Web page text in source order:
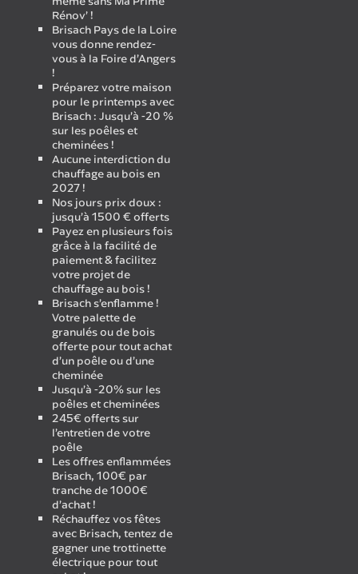
Rénov’ !
Brisach Pays de la Loire
vous donne rendez-
vous à la Foire d’Angers
!
Préparez votre maison
pour le printemps avec
Brisach : Jusqu’à -20 %
sur les poêles et
cheminées !
Aucune interdiction du
chauffage au bois en
2027 !
Nos jours prix doux :
jusqu’à 1500 € offerts
Payez en plusieurs fois
grâce à la facilité de
paiement & facilitez
votre projet de
chauffage au bois !
Brisach s’enflamme !
Votre palette de
granulés ou de bois
offerte pour tout achat
d’un poêle ou d’une
cheminée
Jusqu’à -20% sur les
poêles et cheminées
245€ offerts sur
l’entretien de votre
poêle
Les offres enflammées
Brisach, 100€ par
tranche de 1000€
d’achat !
Réchauffez vos fêtes
avec Brisach, tentez de
gagner une trottinette
électrique pour tout